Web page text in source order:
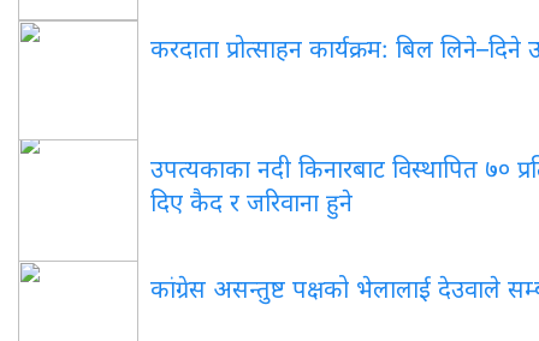
करदाता प्रोत्साहन कार्यक्रम: बिल
उपत्यकाका नदी किनारबाट विस्थापित ७०
दिए कैद र जरिवाना हुने
कांग्रेस असन्तुष्ट पक्षको भेलालाई देउवाले